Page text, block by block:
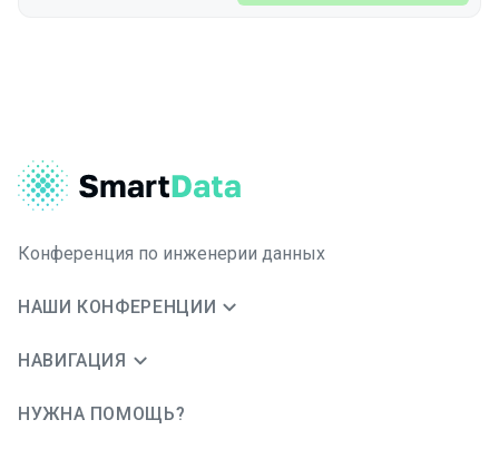
Конференция по инженерии данных
НАШИ КОНФЕРЕНЦИИ
НАВИГАЦИЯ
НУЖНА ПОМОЩЬ?